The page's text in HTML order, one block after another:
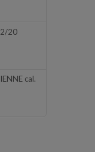
20
cal.